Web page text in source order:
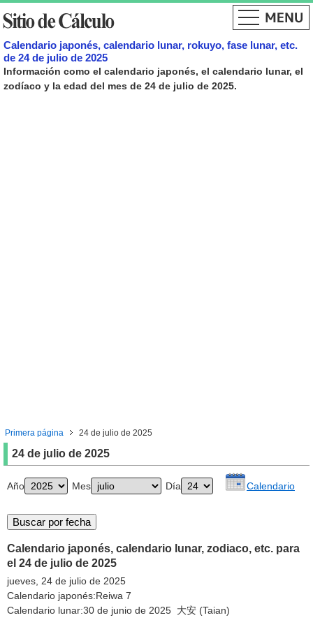
Calendario japonés, calendario lunar, rokuyo, fase lunar, etc.
de 24 de julio de 2025
Información como el calendario japonés, el calendario lunar, el
zodíaco y la edad del mes de 24 de julio de 2025.
Primera página 24 de julio de 2025
24 de julio de 2025
Año Mes Día Calendario
Calendario japonés, calendario lunar, zodiaco, etc. para
el 24 de julio de 2025
jueves, 24 de julio de 2025
Calendario japonés:Reiwa 7
Calendario lunar:30 de junio de 2025 大安 (Taian)